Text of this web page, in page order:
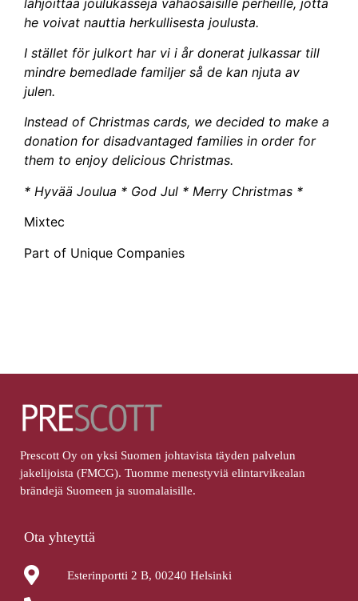
he voivat nauttia herkullisesta joulusta.
I stället för julkort har vi i år donerat julkassar till
mindre bemedlade familjer så de kan njuta av
julen.
Instead of Christmas cards, we decided to make a
donation for disadvantaged families in order for
them to enjoy delicious Christmas.
* Hyvää Joulua * God Jul * Merry Christmas *
Mixtec
Part of Unique Companies
Prescott Oy on yksi Suomen johtavista täyden palvelun
jakelijoista (FMCG). Tuomme menestyviä elintarvikealan
brändejä Suomeen ja suomalaisille.
Ota yhteyttä
Esterinportti 2 B, 00240 Helsinki